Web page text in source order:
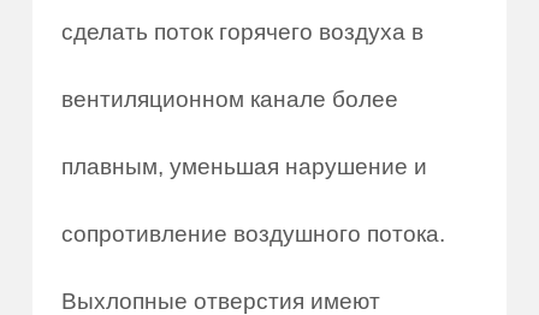
сделать поток горячего воздуха в
вентиляционном канале более
плавным, уменьшая нарушение и
сопротивление воздушного потока.
Выхлопные отверстия имеют